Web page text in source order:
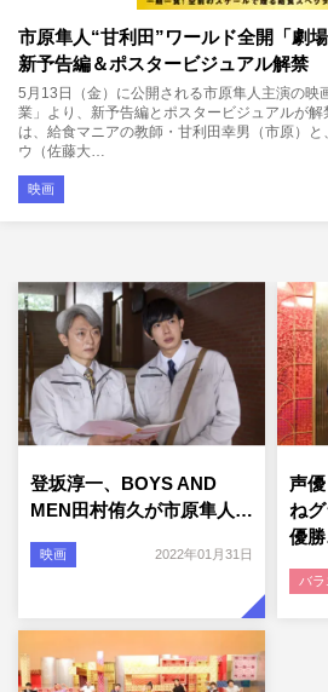
市原隼人“甘利田”ワールド全開「劇
新予告編＆ポスタービジュアル解禁
5月13日（金）に公開される市原隼人主演の映
業」より、新予告編とポスタービジュアルが解
は、給食マニアの教師・甘利田幸男（市原）
ウ（佐藤大…
映画
登坂淳一、BOYS AND
MEN田村侑久が市原隼人…
映画 2022年01月31日
声
ね
優
バラ